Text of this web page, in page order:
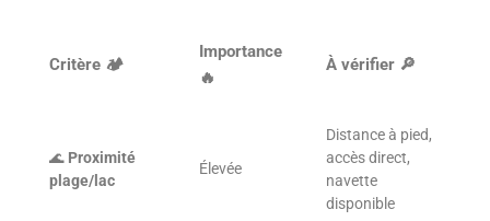
Critère 🏕️
Importance
🔥
À vérifier 🔎
🌊 Proximité
plage/lac
Élevée
Distance à pied,
accès direct,
navette
disponible